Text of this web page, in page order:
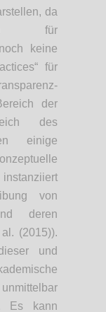
da
für
keine
für
der
des
einige
von
deren
(2015)).
und
Es kann